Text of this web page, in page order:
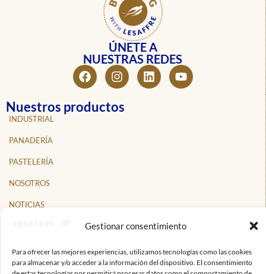
Gestionar consentimiento
Para ofrecer las mejores experiencias, utilizamos tecnologías como las cookies
para almacenar y/o acceder a la información del dispositivo. El consentimiento
ÚNETE A
NUESTRAS REDES
Nuestros productos
INDUSTRIAL
PANADERÍA
PASTELERÍA
NOSOTROS
NOTICIAS
PROFESIONALES